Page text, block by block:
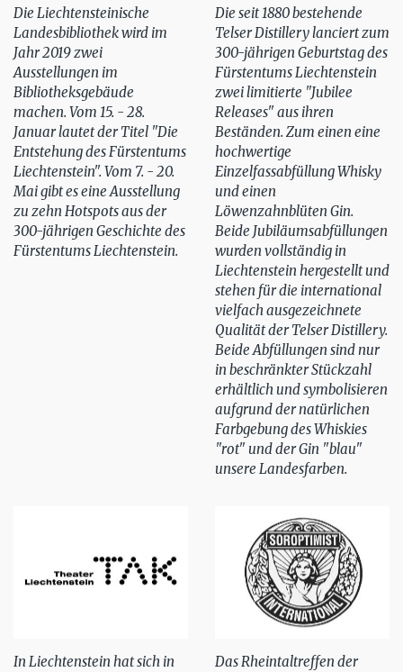
Die Liechtensteinische
Landesbibliothek wird im
Jahr 2019 zwei
Ausstellungen im
Bibliotheksgebäude
machen. Vom 15. - 28.
Januar lautet der Titel "Die
Entstehung des Fürstentums
Liechtenstein". Vom 7. - 20.
Mai gibt es eine Ausstellung
zu zehn Hotspots aus der
300-jährigen Geschichte des
Fürstentums Liechtenstein.
Die seit 1880 bestehende
Telser Distillery lanciert zum
300-jährigen Geburtstag des
Fürstentums Liechtenstein
zwei limitierte "Jubilee
Releases" aus ihren
Beständen. Zum einen eine
hochwertige
Einzelfassabfüllung Whisky
und einen
Löwenzahnblüten Gin.
Beide Jubiläumsabfüllungen
wurden vollständig in
Liechtenstein hergestellt und
stehen für die international
vielfach ausgezeichnete
Qualität der Telser Distillery.
Beide Abfüllungen sind nur
in beschränkter Stückzahl
erhältlich und symbolisieren
aufgrund der natürlichen
Farbgebung des Whiskies
"rot" und der Gin "blau"
unsere Landesfarben.
In Liechtenstein hat sich in
Das Rheintaltreffen der